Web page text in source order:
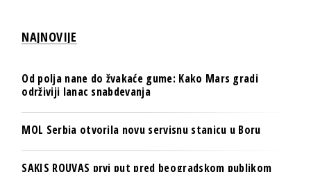
NAJNOVIJE
Od polja nane do žvakaće gume: Kako Mars gradi
održiviji lanac snabdevanja
MOL Serbia otvorila novu servisnu stanicu u Boru
SAKIS ROUVAS prvi put pred beogradskom publikom